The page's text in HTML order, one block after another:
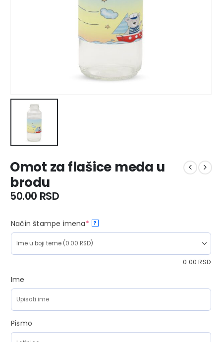
Omot za flašice meda u
brodu
50.00 RSD
Način štampe imena* ?
0.00RSD
Ime
Pismo